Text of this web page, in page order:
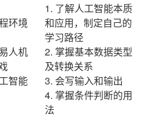
环境
人机
智能
1. 了解人工智能本质
和应用，制定自己的
学习路径
2. 掌握基本数据类型
及转换关系
3. 会写输入和输出
4. 掌握条件判断的用
法